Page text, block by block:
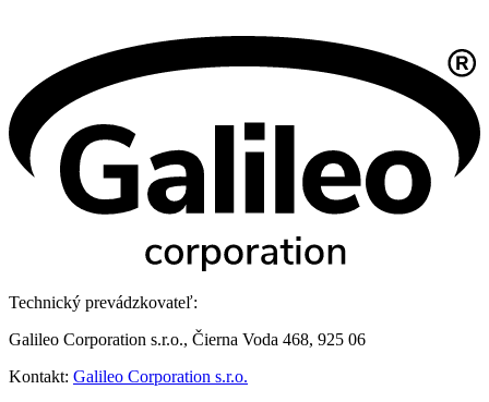
Technický prevádzkovateľ:
Galileo Corporation s.r.o., Čierna Voda 468, 925 06
Kontakt: Galileo Corporation s.r.o.